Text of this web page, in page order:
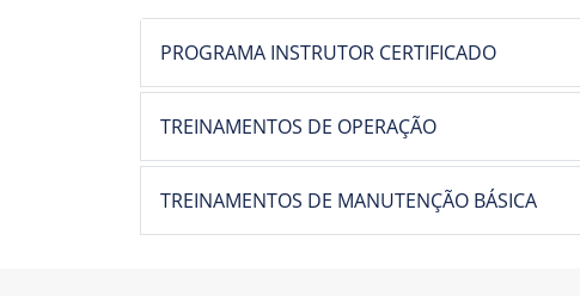
PROGRAMA INSTRUTOR CERTIFICADO
TREINAMENTOS DE OPERAÇÃO
TREINAMENTOS DE MANUTENÇÃO BÁSICA